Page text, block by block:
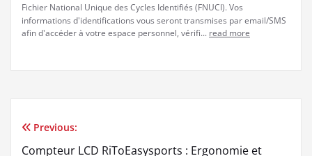
Fichier National Unique des Cycles Identifiés (FNUCI). Vos
informations d'identifications vous seront transmises par email/SMS
afin d'accéder à votre espace personnel, vérifi... read more
Navigation
Previous:
Compteur LCD RiToEasysports : Ergonomie et